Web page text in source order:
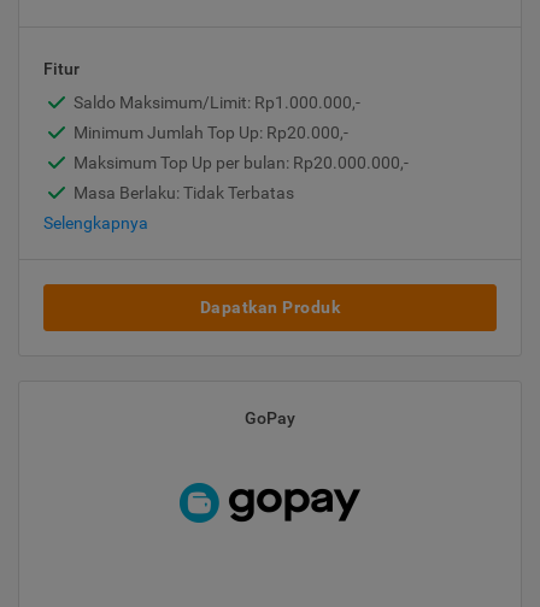
Fitur
Saldo Maksimum/Limit: Rp1.000.000,-
Minimum Jumlah Top Up: Rp20.000,-
Maksimum Top Up per bulan: Rp20.000.000,-
Masa Berlaku: Tidak Terbatas
Selengkapnya
Dapatkan Produk
GoPay